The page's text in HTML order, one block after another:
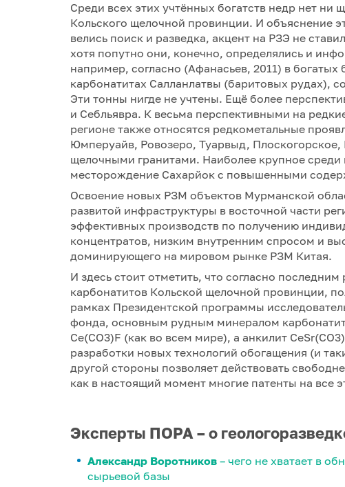
Среди всех этих учтённых богатств недр нет
Кольского щелочной провинции. И объяснение
велись поиск и разведка, акцент на РЗЭ не
хотя попутно они, конечно, определялись и
например, согласно (Афанасьев, 2011) в
карбонатитах Салланлатвы (баритовых рудах),
Эти тонны нигде не учтены. Ещё более
и Себльявра. К весьма перспективными на
регионе также относятся редкометальные
Юмперуайв, Ровозеро, Туарвыд, Плоскогорское,
щелочными гранитами. Наиболее крупное
месторождение Сахарйок с повышенными
Освоение новых РЗМ объектов Мурманской
развитой инфраструктуры в восточной части
эффективных производств по получению
концентратов, низким внутренним спросом и
доминирующего на мировом рынке РЗМ Китая.
И здесь стоит отметить, что согласно
карбонатитов Кольской щелочной провинции,
рамках Президентской программы
фонда, основным рудным минералом
Ce(CO3)F (как во всем мире), а анкилит
разработки новых технологий обогащения (и
другой стороны позволяет действовать
как в настоящий момент многие патенты на все
Эксперты ПОРА – о
Александр Воротников – чего не хватает в
сырьевой базы